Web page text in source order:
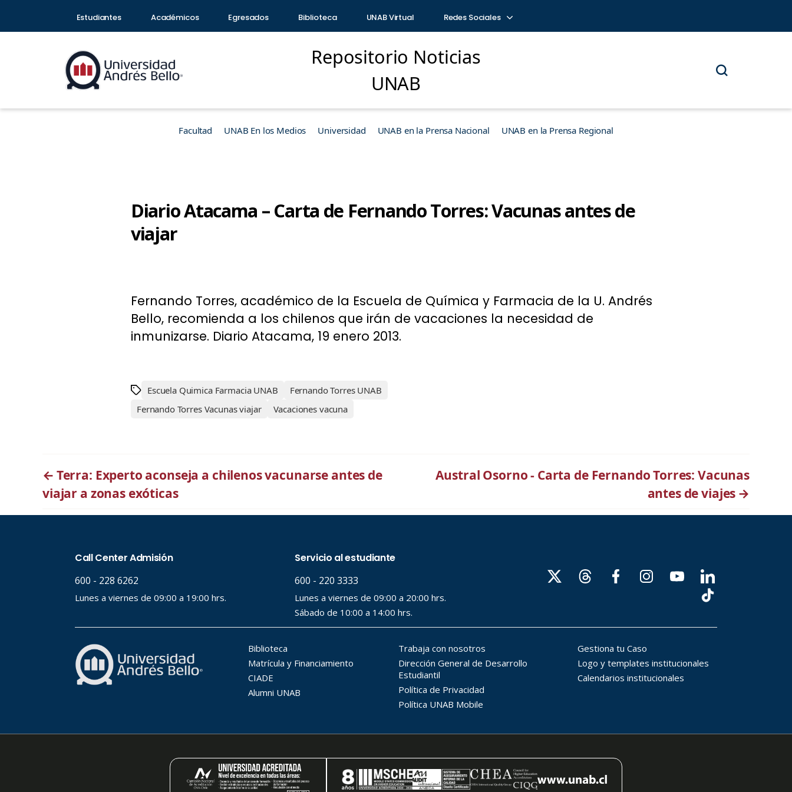
Estudiantes Académicos Egresados Biblioteca UNAB Virtual Redes Sociales
Repositorio Noticias
UNAB
Facultad UNAB En los Medios Universidad UNAB en la Prensa Nacional UNAB en la Prensa Regional
Diario Atacama – Carta de Fernando Torres: Vacunas antes de
viajar
Fernando Torres, académico de la Escuela de Química y Farmacia de la U. Andrés
Bello, recomienda a los chilenos que irán de vacaciones la necesidad de
inmunizarse. Diario Atacama, 19 enero 2013.
Escuela Quimica Farmacia UNAB
Fernando Torres UNAB
Fernando Torres Vacunas viajar
Vacaciones vacuna
← Terra: Experto aconseja a chilenos vacunarse antes de
viajar a zonas exóticas
Austral Osorno - Carta de Fernando Torres: Vacunas
antes de viajes →